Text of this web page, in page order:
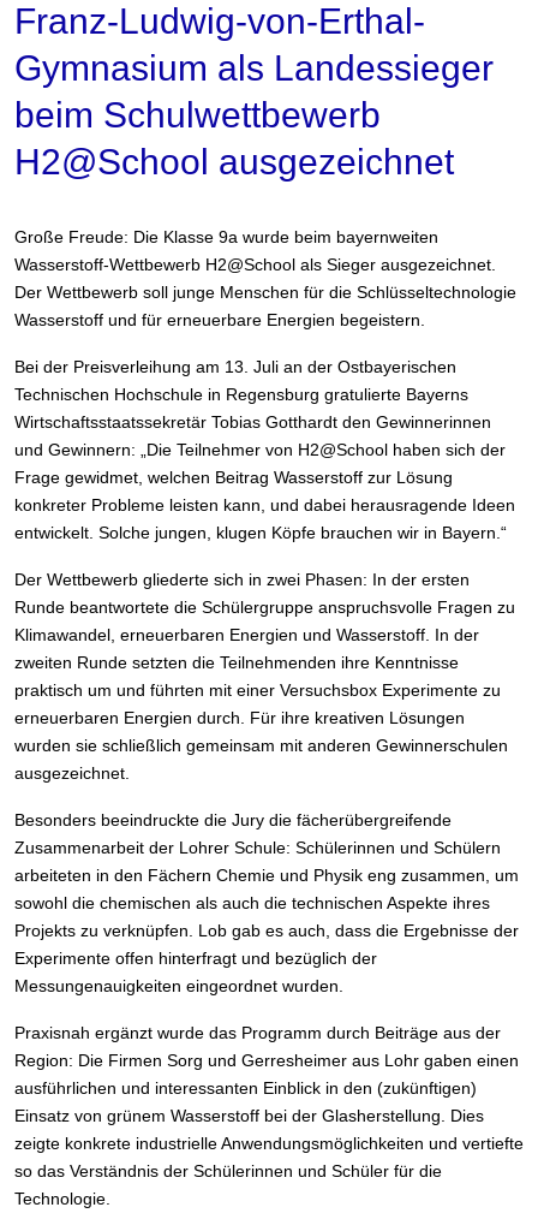
Franz-Ludwig-von-Erthal-
Gymnasium als Landessieger
beim Schulwettbewerb
H2@School ausgezeichnet
Große Freude: Die Klasse 9a wurde beim bayernweiten
Wasserstoff-Wettbewerb H2@School als Sieger ausgezeichnet.
Der Wettbewerb soll junge Menschen für die Schlüsseltechnologie
Wasserstoff und für erneuerbare Energien begeistern.
Bei der Preisverleihung am 13. Juli an der Ostbayerischen
Technischen Hochschule in Regensburg gratulierte Bayerns
Wirtschaftsstaatssekretär Tobias Gotthardt den Gewinnerinnen
und Gewinnern: „Die Teilnehmer von H2@School haben sich der
Frage gewidmet, welchen Beitrag Wasserstoff zur Lösung
konkreter Probleme leisten kann, und dabei herausragende Ideen
entwickelt. Solche jungen, klugen Köpfe brauchen wir in Bayern.“
Der Wettbewerb gliederte sich in zwei Phasen: In der ersten
Runde beantwortete die Schülergruppe anspruchsvolle Fragen zu
Klimawandel, erneuerbaren Energien und Wasserstoff. In der
zweiten Runde setzten die Teilnehmenden ihre Kenntnisse
praktisch um und führten mit einer Versuchsbox Experimente zu
erneuerbaren Energien durch. Für ihre kreativen Lösungen
wurden sie schließlich gemeinsam mit anderen Gewinnerschulen
ausgezeichnet.
Besonders beeindruckte die Jury die fächerübergreifende
Zusammenarbeit der Lohrer Schule: Schülerinnen und Schülern
arbeiteten in den Fächern Chemie und Physik eng zusammen, um
sowohl die chemischen als auch die technischen Aspekte ihres
Projekts zu verknüpfen. Lob gab es auch, dass die Ergebnisse der
Experimente offen hinterfragt und bezüglich der
Messungenauigkeiten eingeordnet wurden.
Praxisnah ergänzt wurde das Programm durch Beiträge aus der
Region: Die Firmen Sorg und Gerresheimer aus Lohr gaben einen
ausführlichen und interessanten Einblick in den (zukünftigen)
Einsatz von grünem Wasserstoff bei der Glasherstellung. Dies
zeigte konkrete industrielle Anwendungsmöglichkeiten und vertiefte
so das Verständnis der Schülerinnen und Schüler für die
Technologie.